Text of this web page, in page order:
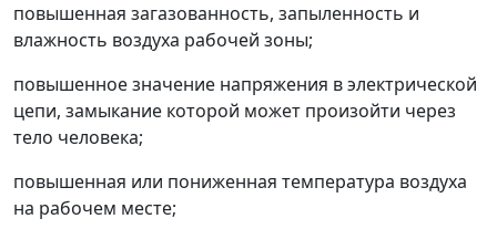
повышенная загазованность, запыленность и
влажность воздуха рабочей зоны;
повышенное значение напряжения в электрической
цепи, замыкание которой может произойти через
тело человека;
повышенная или пониженная температура воздуха
на рабочем месте;